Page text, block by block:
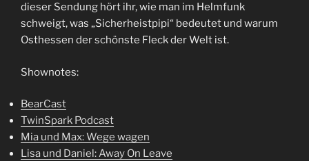
dieser Sendung hört ihr, wie man im Helmfunk
schweigt, was „Sicherheistpipi“ bedeutet und warum
Osthessen der schönste Fleck der Welt ist.
Shownotes:
BearCast
TwinSpark Podcast
Mia und Max: Wege wagen
Lisa und Daniel: Away On Leave